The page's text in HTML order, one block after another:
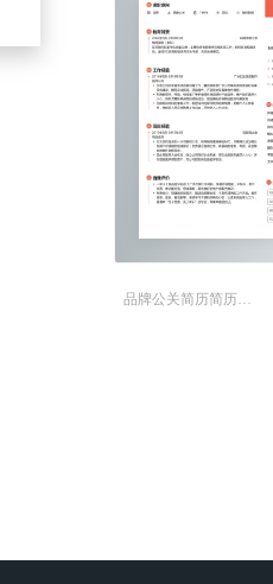
品牌公关简历简历模板